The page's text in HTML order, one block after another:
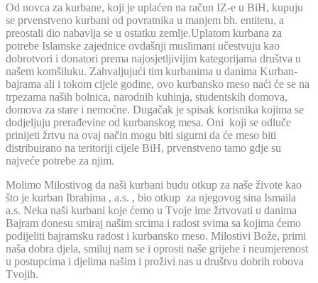
Od novca za kurbane, koji je uplaćen na račun IZ-e u BiH, kupuju
se prvenstveno kurbani od povratnika u manjem bh. entitetu, a
preostali dio nabavlja se u ostatku zemlje.Uplatom kurbana za
potrebe Islamske zajednice ovdašnji muslimani učestvuju kao
dobrotvori i donatori prema najosjetljivijim kategorijama društva u
našem komšiluku. Zahvaljujući tim kurbanima u danima Kurban-
bajrama ali i tokom cijele godine, ovo kurbansko meso naći će se na
trpezama naših bolnica, narodnih kuhinja, studentskih domova,
domova za stare i nemoćne. Dugačak je spisak korisnika kojima se
dodjeljuju prerađevine od kurbanskog mesa. Oni koji se odluče
prinijeti žrtvu na ovaj način mogu biti sigurni da će meso biti
distribuirano na teritoriji cijele BiH, prvenstveno tamo gdje su
najveće potrebe za njim.
Molimo Milostivog da naši kurbani budu otkup za naše živote kao
što je kurban Ibrahima , a.s. , bio otkup za njegovog sina Ismaila
a.s. Neka naši kurbani koje ćemo u Tvoje ime žrtvovati u danima
Bajram donesu smiraj našim srcima i radost svima sa kojima ćemo
podijeliti bajramsku radost i kurbansko meso. Milostivi Bože, primi
naša dobra djela, smiluj nam se i oprosti naše grijehe i neumjerenost
u postupcima i djelima našim i proživi nas u društvu dobrih robova
Tvojih.